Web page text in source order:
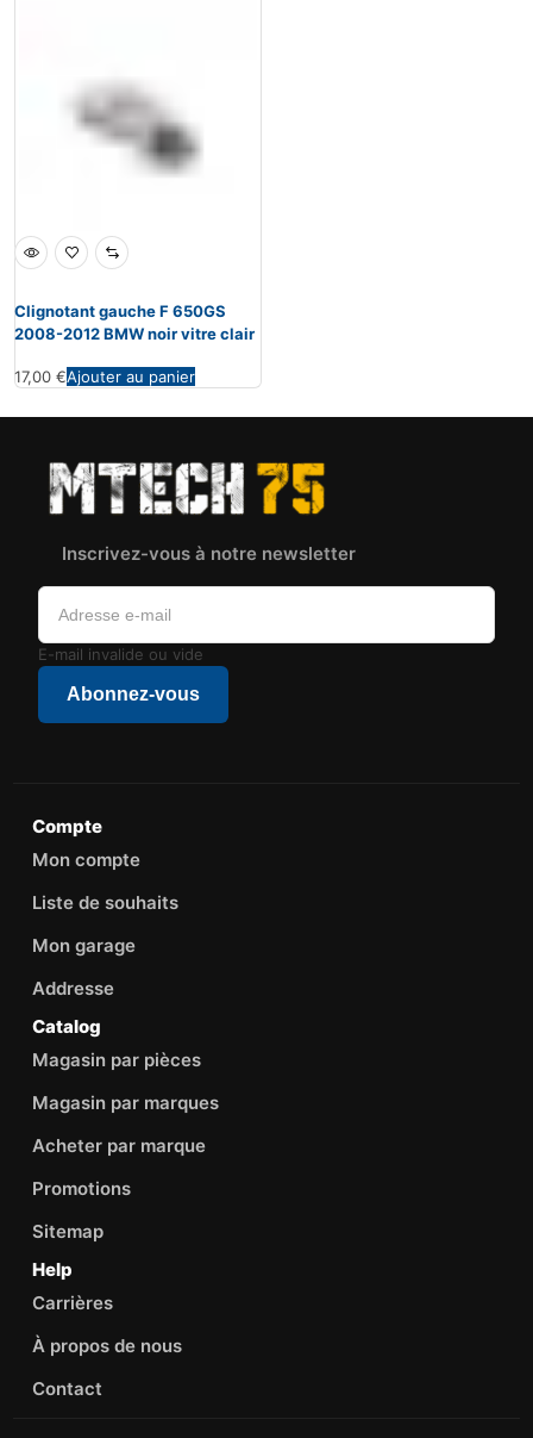
Clignotant gauche F 650GS
2008-2012 BMW noir vitre clair
17,00 €Ajouter au panier
Inscrivez-vous à notre newsletter
E-mail invalide ou vide
Abonnez-vous
Compte
Mon compte
Liste de souhaits
Mon garage
Addresse
Catalog
Magasin par pièces
Magasin par marques
Acheter par marque
Promotions
Sitemap
Help
Carrières
À propos de nous
Contact